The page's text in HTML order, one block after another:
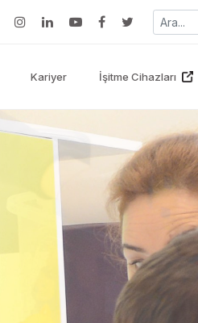
Kariyer İşitme Cihazları